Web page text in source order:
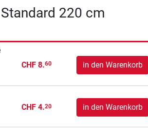
220 cm
CHF 8.60 in den Warenkorb
CHF 4.20 in den Warenkorb